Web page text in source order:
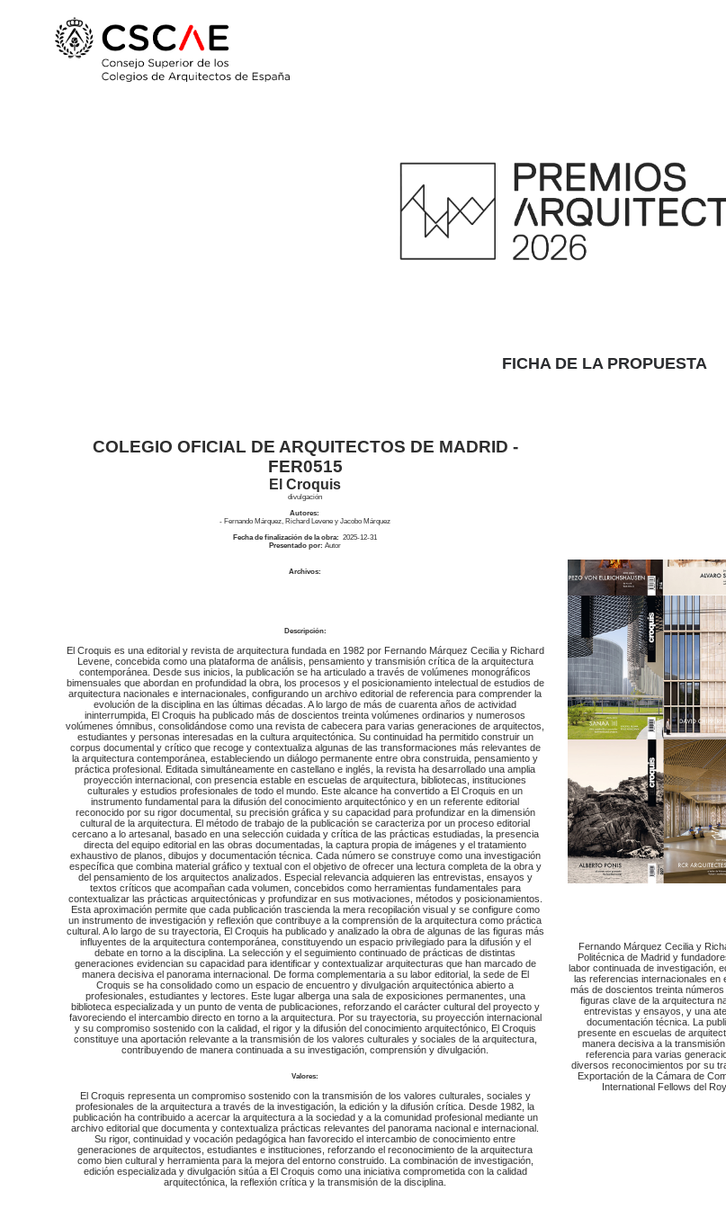
FICHA DE LA PROPUESTA
COLEGIO OFICIAL DE ARQUITECTOS DE MADRID -
FER0515
El Croquis
divulgación
Autores:
- Fernando Márquez, Richard Levene y Jacobo Márquez
Fecha de finalización de la obra: 2025-12-31
Presentado por: Autor
Archivos:
Descripción:
El Croquis es una editorial y revista de arquitectura fundada en 1982 por Fernando Márquez Cecilia y Richard
Levene, concebida como una plataforma de análisis, pensamiento y transmisión crítica de la arquitectura
contemporánea. Desde sus inicios, la publicación se ha articulado a través de volúmenes monográficos
bimensuales que abordan en profundidad la obra, los procesos y el posicionamiento intelectual de estudios de
arquitectura nacionales e internacionales, configurando un archivo editorial de referencia para comprender la
evolución de la disciplina en las últimas décadas. A lo largo de más de cuarenta años de actividad
ininterrumpida, El Croquis ha publicado más de doscientos treinta volúmenes ordinarios y numerosos
volúmenes ómnibus, consolidándose como una revista de cabecera para varias generaciones de arquitectos,
estudiantes y personas interesadas en la cultura arquitectónica. Su continuidad ha permitido construir un
corpus documental y crítico que recoge y contextualiza algunas de las transformaciones más relevantes de
la arquitectura contemporánea, estableciendo un diálogo permanente entre obra construida, pensamiento y
práctica profesional. Editada simultáneamente en castellano e inglés, la revista ha desarrollado una amplia
proyección internacional, con presencia estable en escuelas de arquitectura, bibliotecas, instituciones
culturales y estudios profesionales de todo el mundo. Este alcance ha convertido a El Croquis en un
instrumento fundamental para la difusión del conocimiento arquitectónico y en un referente editorial
reconocido por su rigor documental, su precisión gráfica y su capacidad para profundizar en la dimensión
cultural de la arquitectura. El método de trabajo de la publicación se caracteriza por un proceso editorial
cercano a lo artesanal, basado en una selección cuidada y crítica de las prácticas estudiadas, la presencia
directa del equipo editorial en las obras documentadas, la captura propia de imágenes y el tratamiento
exhaustivo de planos, dibujos y documentación técnica. Cada número se construye como una investigación
específica que combina material gráfico y textual con el objetivo de ofrecer una lectura completa de la obra y
del pensamiento de los arquitectos analizados. Especial relevancia adquieren las entrevistas, ensayos y
textos críticos que acompañan cada volumen, concebidos como herramientas fundamentales para
contextualizar las prácticas arquitectónicas y profundizar en sus motivaciones, métodos y posicionamientos.
Esta aproximación permite que cada publicación trascienda la mera recopilación visual y se configure como
un instrumento de investigación y reflexión que contribuye a la comprensión de la arquitectura como práctica
cultural. A lo largo de su trayectoria, El Croquis ha publicado y analizado la obra de algunas de las figuras más
influyentes de la arquitectura contemporánea, constituyendo un espacio privilegiado para la difusión y el
debate en torno a la disciplina. La selección y el seguimiento continuado de prácticas de distintas
generaciones evidencian su capacidad para identificar y contextualizar arquitecturas que han marcado de
manera decisiva el panorama internacional. De forma complementaria a su labor editorial, la sede de El
Croquis se ha consolidado como un espacio de encuentro y divulgación arquitectónica abierto a
profesionales, estudiantes y lectores. Este lugar alberga una sala de exposiciones permanentes, una
biblioteca especializada y un punto de venta de publicaciones, reforzando el carácter cultural del proyecto y
favoreciendo el intercambio directo en torno a la arquitectura. Por su trayectoria, su proyección internacional
y su compromiso sostenido con la calidad, el rigor y la difusión del conocimiento arquitectónico, El Croquis
constituye una aportación relevante a la transmisión de los valores culturales y sociales de la arquitectura,
contribuyendo de manera continuada a su investigación, comprensión y divulgación.
Valores:
El Croquis representa un compromiso sostenido con la transmisión de los valores culturales, sociales y
profesionales de la arquitectura a través de la investigación, la edición y la difusión crítica. Desde 1982, la
publicación ha contribuido a acercar la arquitectura a la sociedad y a la comunidad profesional mediante un
archivo editorial que documenta y contextualiza prácticas relevantes del panorama nacional e internacional.
Su rigor, continuidad y vocación pedagógica han favorecido el intercambio de conocimiento entre
generaciones de arquitectos, estudiantes e instituciones, reforzando el reconocimiento de la arquitectura
como bien cultural y herramienta para la mejora del entorno construido. La combinación de investigación,
edición especializada y divulgación sitúa a El Croquis como una iniciativa comprometida con la calidad
arquitectónica, la reflexión crítica y la transmisión de la disciplina.
Fernando Márquez Cecilia y
Politécnica de Madrid y
labor continuada de investigación,
las referencias internacionales en
más de doscientos treinta
figuras clave de la arquitectura
entrevistas y ensayos, y una
documentación técnica. La
presente en escuelas de
manera decisiva a la
referencia para varias
diversos reconocimientos por su
Exportación de la Cámara de
International Fellows del